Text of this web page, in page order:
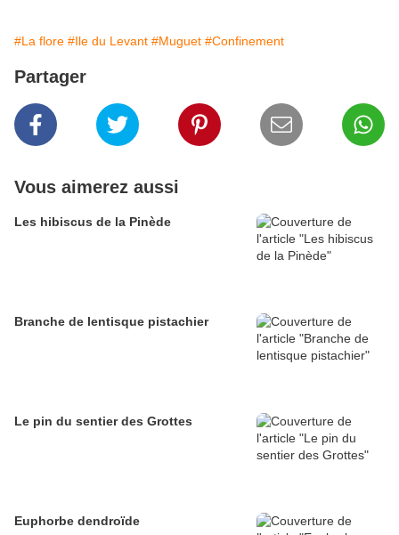
#La flore #Ile du Levant #Muguet #Confinement
Partager
Vous aimerez aussi
Les hibiscus de la Pinède
Branche de lentisque pistachier
Le pin du sentier des Grottes
Euphorbe dendroïde